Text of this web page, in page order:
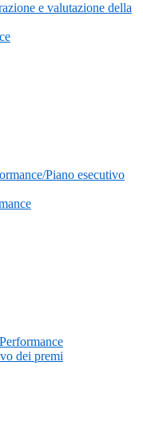
e valutazione della
Piano esecutivo
dei premi